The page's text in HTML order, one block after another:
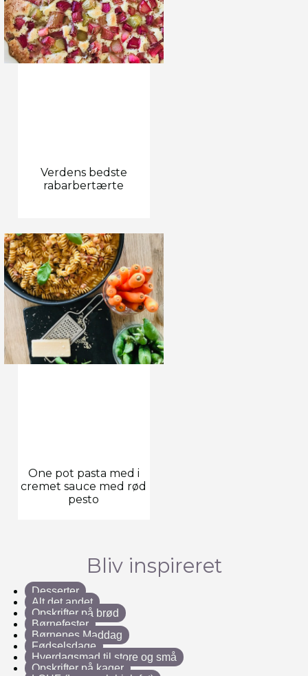
Verdens bedste
rabarbertærte
One pot pasta med i
cremet sauce med rød
pesto
Bliv inspireret
Desserter
Alt det andet
Opskrifter på brød
Børnefester
Børnenes Maddag
Fødselsdage
Hverdagsmad til store og små
Opskrifter på kager